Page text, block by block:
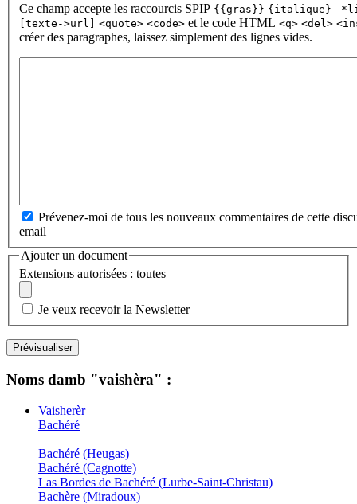
Ce champ accepte les raccourcis SPIP {{gras}} {italique} -
[texte->url] <quote> <code> et le code HTML <q> <del>
créer des paragraphes, laissez simplement des lignes vides.
Prévenez-moi de tous les nouveaux commentaires de cette
email
Ajouter un document
Extensions autorisées : toutes
Je veux recevoir la Newsletter
Noms damb "vaishèra" :
Vaisherèr
Bachéré
Bachéré (Heugas)
Bachéré (Cagnotte)
Las Bordes de Bachéré (Lurbe-Saint-Christau)
Bachère (Miradoux)